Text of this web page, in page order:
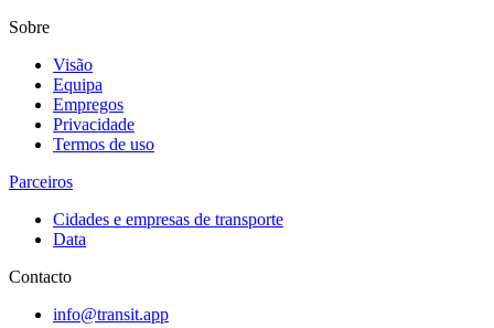
Sobre
Visão
Equipa
Empregos
Privacidade
Termos de uso
Parceiros
Cidades e empresas de transporte
Data
Contacto
info@transit.app